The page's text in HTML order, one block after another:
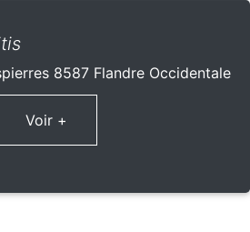
8587 Flandre Occidentale
Voir +